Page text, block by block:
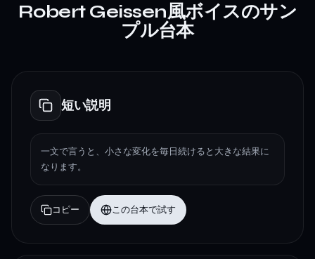
Robert Geissen風ボイスのサン
プル台本
短い説明
一文で言うと、小さな変化を毎日続けると大きな結果に
なります。
コピー この台本で試す